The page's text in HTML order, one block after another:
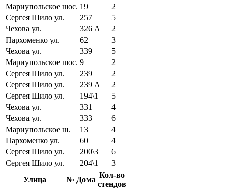
Мариупольское шос. 19
2
Сергея Шило ул.
257
5
Чехова ул.
326 А
2
Пархоменко ул.
62
3
Чехова ул.
339
5
Мариупольское шос. 9
2
Сергея Шило ул.
239
2
Сергея Шило ул.
239 А
2
Сергея Шило ул.
194\1
5
Чехова ул.
331
4
Чехова ул.
333
6
Мариупольское ш.
13
4
Пархоменко ул.
60
4
Сергея Шило ул.
200\3
6
Сергея Шило ул.
204\1
3
Улица
№ Дома
Кол-во
стендов